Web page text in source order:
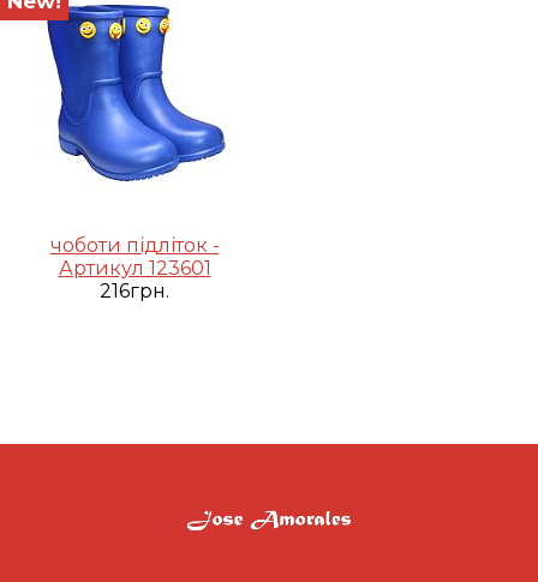
чоботи підліток -
Артикул 123601
216грн.